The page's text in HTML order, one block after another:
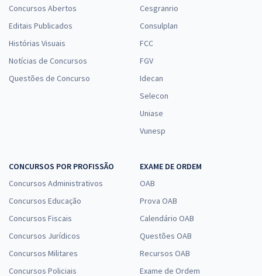
Concursos Abertos
Editais Publicados
Histórias Visuais
Notícias de Concursos
Questões de Concurso
Cesgranrio
Consulplan
FCC
FGV
Idecan
Selecon
Uniase
Vunesp
CONCURSOS POR PROFISSÃO
Concursos Administrativos
Concursos Educação
Concursos Fiscais
Concursos Jurídicos
Concursos Militares
Concursos Policiais
EXAME DE ORDEM
OAB
Prova OAB
Calendário OAB
Questões OAB
Recursos OAB
Exame de Ordem